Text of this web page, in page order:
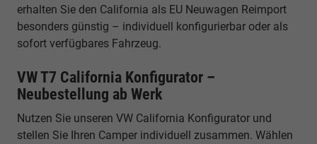
erhalten Sie den California als EU Neuwagen Reimport
besonders günstig – individuell konfigurierbar oder als
sofort verfügbares Fahrzeug.
VW T7 California Konfigurator –
Neubestellung ab Werk
Nutzen Sie unseren VW California Konfigurator und
stellen Sie Ihren Camper individuell zusammen. Wählen